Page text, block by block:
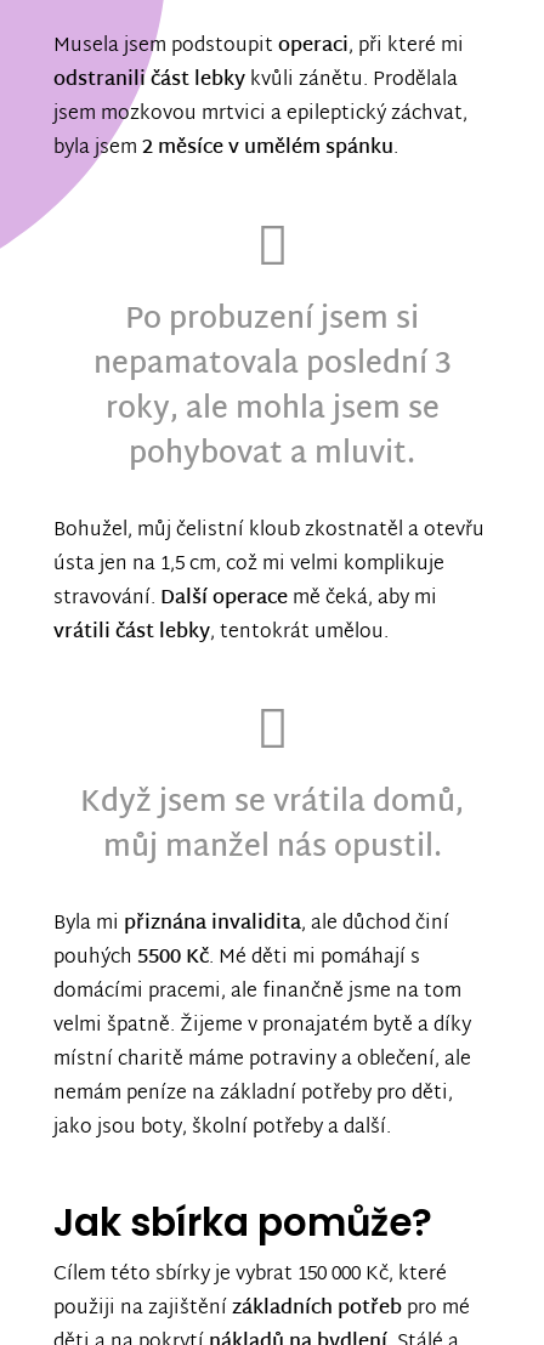
Musela jsem podstoupitoperaci, při které mi
odstranili část lebkykvůli zánětu. Prodělala
jsem mozkovou mrtvici a epileptický záchvat,
byla jsem2 měsíce v umělém spánku.
Po probuzení jsem si
nepamatovala poslední 3
roky, ale mohla jsem se
pohybovat a mluvit.
Bohužel, můj čelistní kloub zkostnatěl a otevřu
ústa jen na 1,5 cm, což mi velmi komplikuje
stravování. Další operacemě čeká, aby mi
vrátili část lebky, tentokrát umělou.
Když jsem se vrátila domů,
můj manžel nás opustil.
Byla mi přiznána invalidita, ale důchod činí
pouhých 5500 Kč. Mé děti mi pomáhají s
domácími pracemi, ale finančně jsme na tom
velmi špatně. Žijeme v pronajatém bytě a díky
místní charitě máme potraviny a oblečení, ale
nemám peníze na základní potřeby pro děti,
jako jsou boty, školní potřeby a další.
Jak sbírka pomůže?
Cílem této sbírky je vybrat 150 000 Kč, které
použiji na zajištěnízákladních potřebpro mé